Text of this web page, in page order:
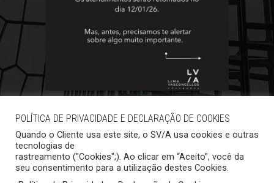
POLÍTICA DE PRIVACIDADE E DECLARAÇÃO DE COOKIES
Quando o Cliente usa este site, o SV/A usa cookies e outras
tecnologias de
rastreamento ("Cookies";). Ao clicar em “Aceito”, você da
seu consentimento para a utilização destes Cookies.